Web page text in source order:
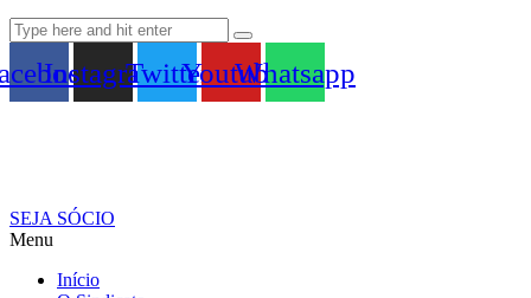
InstagramTwitterYoutubeWhatsapp
SEJA SÓCIO
Menu
Início